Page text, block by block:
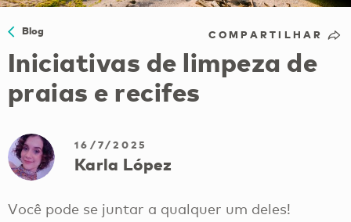
Blog COMPARTILHAR
Iniciativas de limpeza de
praias e recifes
16/7/2025
Karla López
Você pode se juntar a qualquer um deles!